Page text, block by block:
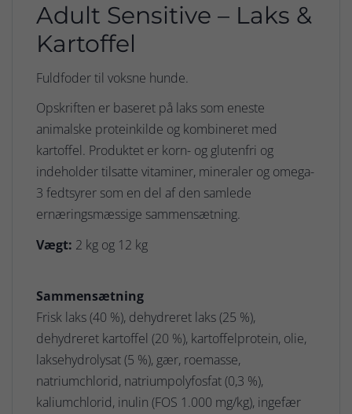
Adult Sensitive – Laks &
Kartoffel
Fuldfoder til voksne hunde.
Opskriften er baseret på laks som eneste
animalske proteinkilde og kombineret med
kartoffel. Produktet er korn- og glutenfri og
indeholder tilsatte vitaminer, mineraler og omega-
3 fedtsyrer som en del af den samlede
ernæringsmæssige sammensætning.
Vægt: 2 kg og 12 kg
Sammensætning
Frisk laks (40 %), dehydreret laks (25 %),
dehydreret kartoffel (20 %), kartoffelprotein, olie,
laksehydrolysat (5 %), gær, roemasse,
natriumchlorid, natriumpolyfosfat (0,3 %),
kaliumchlorid, inulin (FOS 1.000 mg/kg), ingefær